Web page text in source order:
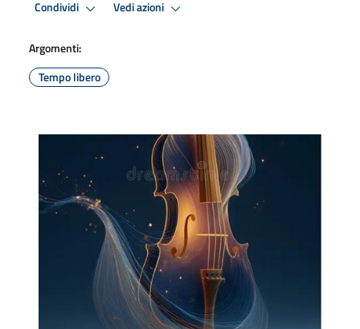
Condividi Vedi azioni
Argomenti:
Tempo libero